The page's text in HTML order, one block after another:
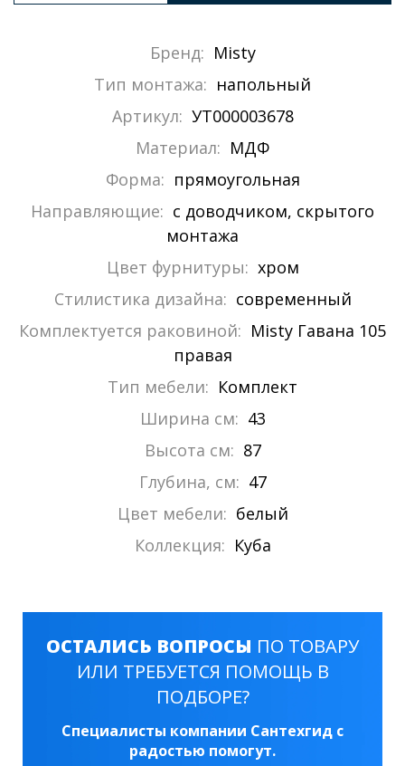
Бренд: Misty
Тип монтажа: напольный
Артикул: УТ000003678
Материал: МДФ
Форма: прямоугольная
Направляющие: с доводчиком, скрытого
монтажа
Цвет фурнитуры: хром
Стилистика дизайна: современный
Комплектуется раковиной: Misty Гавана 105
правая
Тип мебели: Комплект
Ширина см: 43
Высота см: 87
Глубина, см: 47
Цвет мебели: белый
Коллекция: Куба
ОСТАЛИСЬ ВОПРОСЫ ПО ТОВАРУ
ИЛИ ТРЕБУЕТСЯ ПОМОЩЬ В
ПОДБОРЕ?
Специалисты компании Сантехгид с
радостью помогут.